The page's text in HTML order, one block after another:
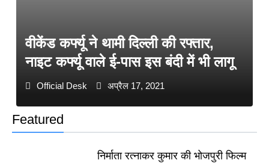
Featured
निर्माता रत्नाकर कुमार की भोजपुरी फिल्म
वीकेंड कर्फ्यू ने थामी दिल्ली की रफ्तार,
नाइट कर्फ्यू वाले ई-पास इस बंदी में भी लागू
Official Desk अप्रैल 17, 2021